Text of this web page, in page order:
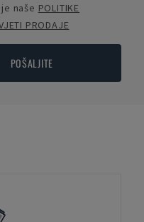
naše POLITIKE
PRODAJE
POŠALJITE